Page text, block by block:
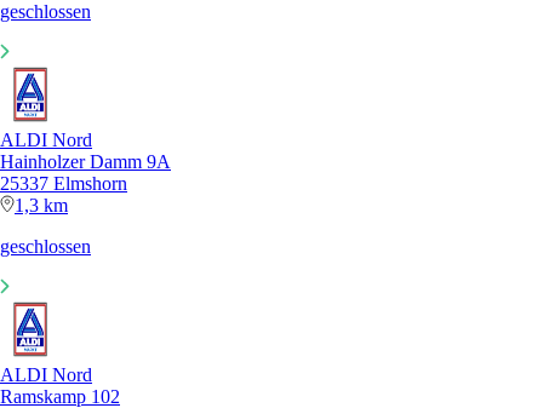
geschlossen
ALDI Nord
Hainholzer Damm 9A
25337 Elmshorn
1,3 km
geschlossen
ALDI Nord
Ramskamp 102